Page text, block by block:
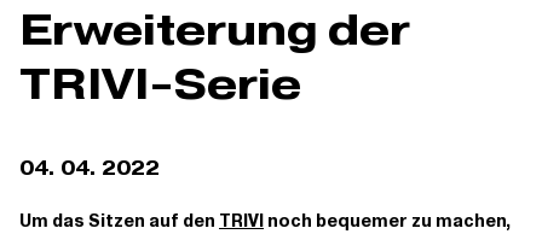
Erweiterung der
TRIVI-Serie
04. 04. 2022
Um das Sitzen auf den TRIVI noch bequemer zu machen,